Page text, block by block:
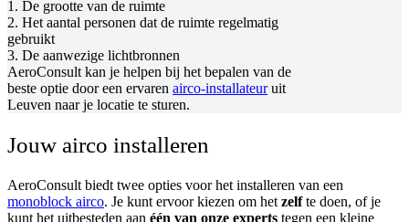
1. De grootte van de ruimte
2. Het aantal personen dat de ruimte regelmatig
gebruikt
3. De aanwezige lichtbronnen
AeroConsult kan je helpen bij het bepalen van de
beste optie door een ervaren airco-installateuruit
Leuven naar je locatie te sturen.
Jouw airco installeren
AeroConsult biedt twee opties voor het installeren van een
monoblock airco. Je kunt ervoor kiezen om het zelfte doen, of je
kunt het uitbesteden aan één van onze experts tegen een kleine